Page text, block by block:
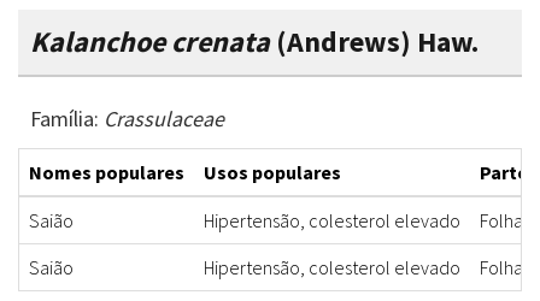
Kalanchoe crenata(Andrews) Haw.
Família: Crassulaceae
Nomes populares Usos populares
Saião
Hipertensão, colesterol elevado
Folha
Saião
Hipertensão, colesterol elevado Folha